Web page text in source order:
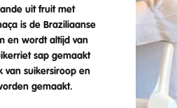
uit fruit met
is de Braziliaanse
en wordt altijd van
sap gemaakt
van suikersiroop en
gemaakt.